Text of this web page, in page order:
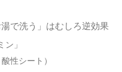
で洗う」はむしろ逆効果
ン」
性シート）